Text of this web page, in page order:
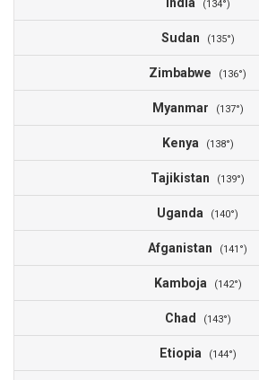
India (134°)
Sudan (135°)
Zimbabwe (136°)
Myanmar (137°)
Kenya (138°)
Tajikistan (139°)
Uganda (140°)
Afganistan (141°)
Kamboja (142°)
Chad (143°)
Etiopia (144°)